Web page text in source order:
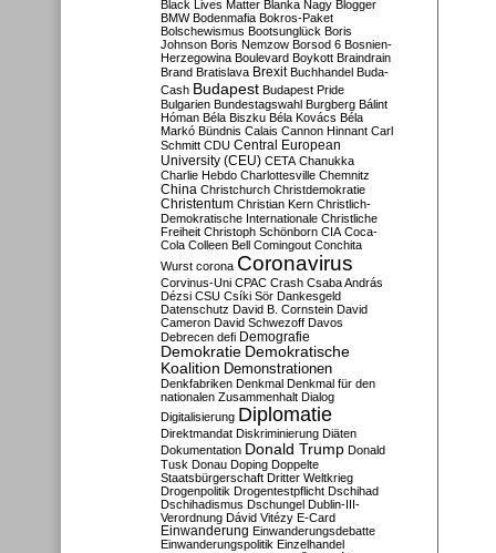
Black Lives Matter Blanka Nagy Blogger
BMW Bodenmafia Bokros-Paket
Bolschewismus Bootsunglück Boris
Johnson Boris Nemzow Borsod 6 Bosnien-
Herzegowina Boulevard Boykott Braindrain
Brand Bratislava Brexit Buchhandel Buda-
Cash Budapest Budapest Pride
Bulgarien Bundestagswahl Burgberg Bálint
Hóman Béla Biszku Béla Kovács Béla
Markó Bündnis Calais Cannon Hinnant Carl
Schmitt CDU Central European
University (CEU) CETA Chanukka
Charlie Hebdo Charlottesville Chemnitz
China Christchurch Christdemokratie
Christentum Christian Kern Christlich-
Demokratische Internationale Christliche
Freiheit Christoph Schönborn CIA Coca-
Cola Colleen Bell Comingout Conchita
Wurst corona Coronavirus
Corvinus-Uni CPAC Crash Csaba András
Dézsi CSU Csíki Sör Dankesgeld
Datenschutz David B. Cornstein David
Cameron David Schwezoff Davos
Debrecen defi Demografie
Demokratie Demokratische
Koalition Demonstrationen
Denkfabriken Denkmal Denkmal für den
nationalen Zusammenhalt Dialog
Digitalisierung Diplomatie
Direktmandat Diskriminierung Diäten
Dokumentation Donald Trump Donald
Tusk Donau Doping Doppelte
Staatsbürgerschaft Dritter Weltkrieg
Drogenpolitik Drogentestpflicht Dschihad
Dschihadismus Dschungel Dublin-III-
Verordnung Dávid Vitézy E-Card
Einwanderung Einwanderungsdebatte
Einwanderungspolitik Einzelhandel